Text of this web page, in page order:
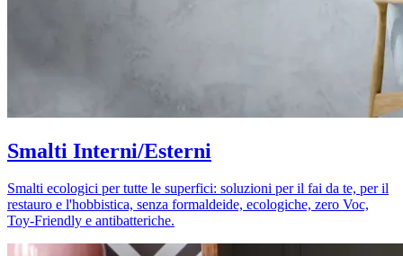
Smalti Interni/Esterni
Smalti ecologici per tutte le superfici: soluzioni per il fai da te, per il
restauro e l'hobbistica, senza formaldeide, ecologiche, zero Voc,
Toy-Friendly e antibatteriche.